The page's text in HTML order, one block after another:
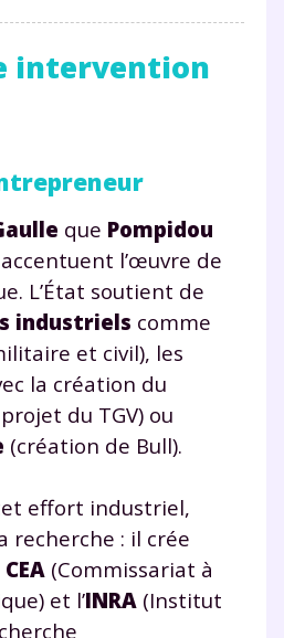
intervention
que Pompidou
l’œuvre de
L’État soutient de
industriels comme
et civil), les
la création du
du TGV) ou
(création de Bull).
effort industriel,
recherche : il crée
CEA (Commissariat à
et l’INRA (Institut